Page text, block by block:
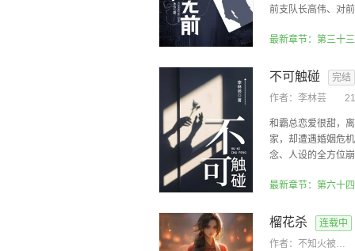
前支队长高伟、对
最新章节：第三十
不可触碰
完结
作者： 李林芸
和霸总恋爱很甜，
家，却遭遇婚姻危
念、人设的全方位
最新章节：第六十
榴花杀
连载中
作者：
不知火被人取了